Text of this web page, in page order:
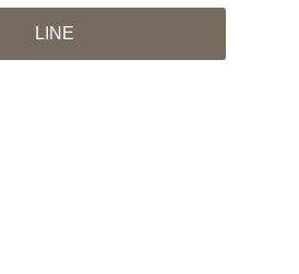
LINE